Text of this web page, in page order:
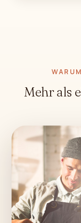
Mehr als